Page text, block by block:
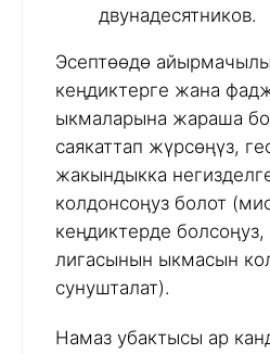
двунадесятников.
Эсептөөдө
кеңдиктерге жана
ыкмаларына жараша
саякаттап жүрсөңүз,
жакындыкка
колдонсоңуз болот
кеңдиктерде
лигасынын ыкмасын
сунушталат).
Намаз убактысы ар